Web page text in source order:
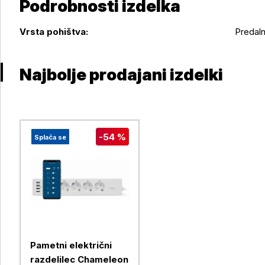
Podrobnosti izdelka
Podrobnosti izdelka
Vrsta pohištva:
Najbolje prodajani izdelki
Splača se -54 %
Pametni električni
razdelilec Chameleon